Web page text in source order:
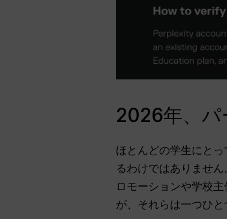
2026年、パ
ほとんどの学生にと
るわけではありませ
ロモーションや学校
が、それらは一つひ